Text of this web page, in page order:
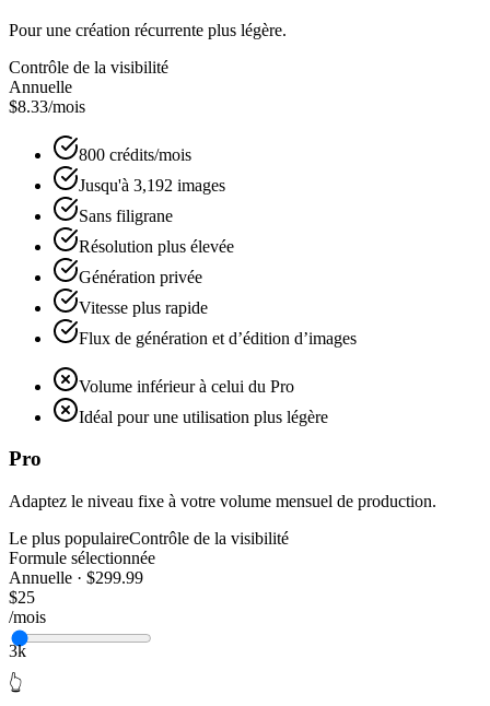
Pour une création récurrente plus légère.
Contrôle de la visibilité
Annuelle
$8.33/mois
800 crédits/mois
Jusqu'à 3,192 images
Sans filigrane
Résolution plus élevée
Génération privée
Vitesse plus rapide
Flux de génération et d’édition d’images
Volume inférieur à celui du Pro
Idéal pour une utilisation plus légère
Pro
Adaptez le niveau fixe à votre volume mensuel de production.
Le plus populaireContrôle de la visibilité
Formule sélectionnée
Annuelle · $299.99
$25
/mois
3k
👆